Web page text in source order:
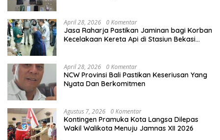
April 28, 2026 0 Komentar
Jasa Raharja Pastikan Jaminan bagi Korban
Kecelakaan Kereta Api di Stasiun Bekasi
April 28, 2026 0 Komentar
NCW Provinsi Bali Pastikan Keseriusan Yang
Nyata Dan Berkomitmen
Agustus 7, 2026 0 Komentar
Kontingen Pramuka Kota Langsa Dilepas
Wakil Walikota Menuju Jamnas XII 2026